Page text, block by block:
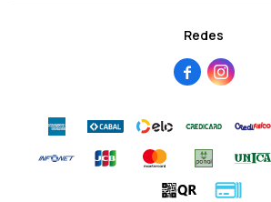
Redes
 